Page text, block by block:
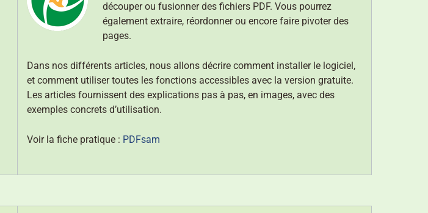
découper ou fusionner des fichiers PDF. Vous pourrez
également extraire, réordonner ou encore faire pivoter des
pages.
Dans nos différents articles, nous allons décrire comment installer le logiciel,
et comment utiliser toutes les fonctions accessibles avec la version gratuite.
Les articles fournissent des explications pas à pas, en images, avec des
exemples concrets d’utilisation.
Voir la fiche pratique : PDFsam